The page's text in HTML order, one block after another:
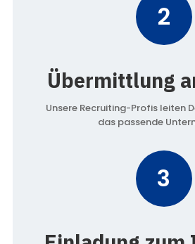
2
Übermittlung
Unsere Recruiting-Profis leiten
das passende
3